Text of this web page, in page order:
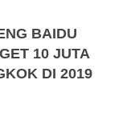
BAIDU
10 JUTA
DI 2019